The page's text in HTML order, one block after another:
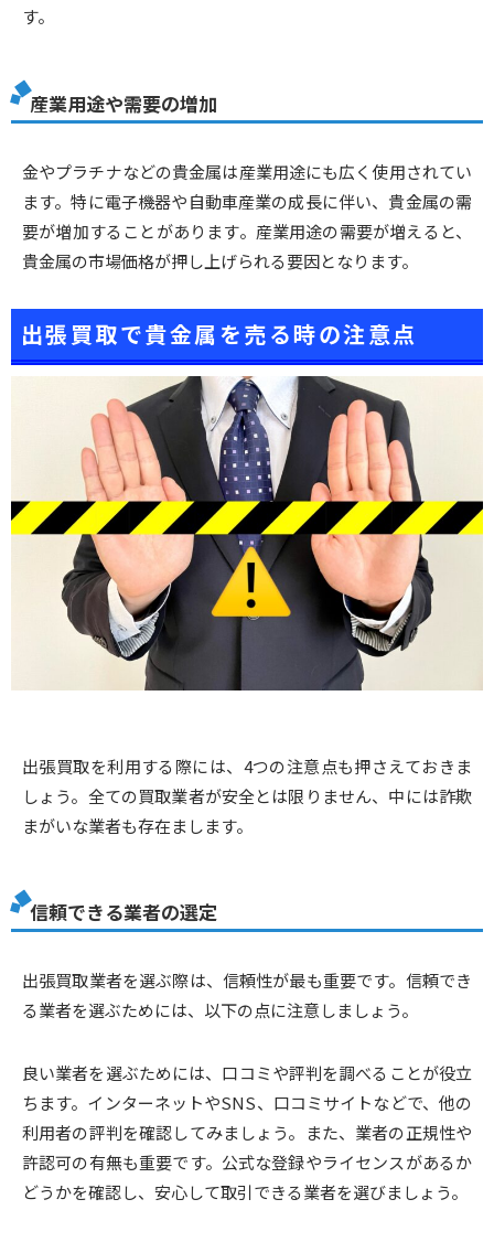
す。
産業用途や需要の増加
金やプラチナなどの貴金属は産業用途にも広く使用されてい
ます。特に電子機器や自動車産業の成長に伴い、貴金属の需
要が増加することがあります。産業用途の需要が増えると、
貴金属の市場価格が押し上げられる要因となります。
出張買取で貴金属を売る時の注意点
出張買取を利用する際には、4つの注意点も押さえておきま
しょう。全ての買取業者が安全とは限りません、中には詐欺
まがいな業者も存在まします。
信頼できる業者の選定
出張買取業者を選ぶ際は、信頼性が最も重要です。信頼でき
る業者を選ぶためには、以下の点に注意しましょう。
良い業者を選ぶためには、口コミや評判を調べることが役立
ちます。インターネットやSNS、口コミサイトなどで、他の
利用者の評判を確認してみましょう。また、業者の正規性や
許認可の有無も重要です。公式な登録やライセンスがあるか
どうかを確認し、安心して取引できる業者を選びましょう。